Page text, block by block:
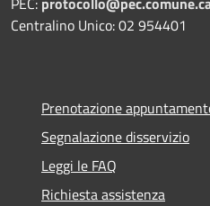
Centralino Unico: 02 954401
Prenotazione
Segnalazione disservizio
Leggi le FAQ
Richiesta assistenza